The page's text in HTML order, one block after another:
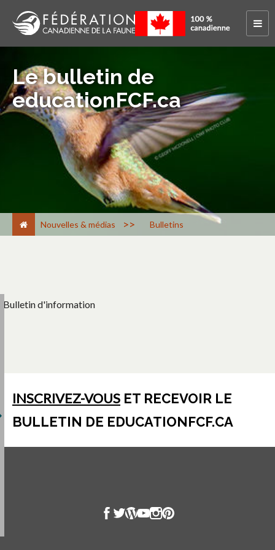
Le bulletin de
educationFCF.ca
Nouvelles & médias > Bulletins
Bulletin d'information
INSCRIVEZ-VOUS ET RECEVOIR LE
BULLETIN DE EDUCATIONFCF.CA